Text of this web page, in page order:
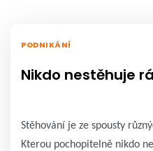
PODNIKÁNÍ
Nikdo nestěhuje
Stěhování je ze spousty
Kterou pochopitelně nikdo